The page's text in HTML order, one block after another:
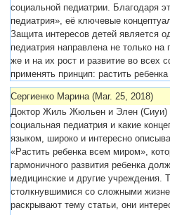
социальной педиатрии. Благодаря
педиатрия», её ключевые
Защита интересов детей является
педиатрия направлена не только на
же и на их рост и развитие во всех
применять принцип: растить
Сергиенко Марина (Mar. 25, 2018)
Доктор Жиль Жюльен и Элен (Сиуи)
социальная педиатрия и какие
языком, широко и интересно
«Растить ребенка всем миром»,
гармоничного развития ребенка
медицинские и другие учреждения.
столкнувшимися со сложными
раскрывают тему статьи, они